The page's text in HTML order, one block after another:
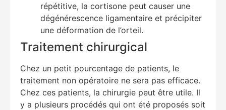
répétitive, la cortisone peut causer une
dégénérescence ligamentaire et précipiter
une déformation de l’orteil.
Traitement chirurgical
Chez un petit pourcentage de patients, le
traitement non opératoire ne sera pas efficace.
Chez ces patients, la chirurgie peut être utile. Il
y a plusieurs procédés qui ont été proposés soit